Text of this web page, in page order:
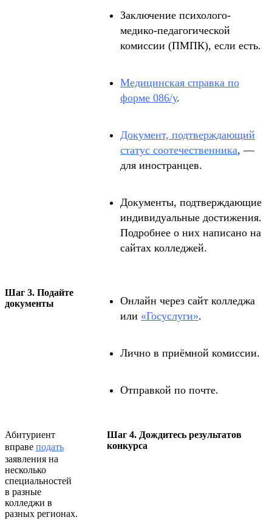
Заключение психолого-
медико-педагогической
комиссии (ПМПК), если есть.
Медицинская справка по
форме 086/у.
Документ, подтверждающий
статус соотечественника, —
для иностранцев.
Документы, подтверждающие
индивидуальные достижения.
Подробнее о них написано на
сайтах колледжей.
Шаг 3. Подайте
документы
Онлайн через сайт колледжа
или «Госуслуги».
Лично в приёмной комиссии.
Отправкой по почте.
Абитуриент
вправе подать
заявления на
несколько
специальностей
в разные
колледжи в
разных регионах.
Шаг 4. Дождитесь результатов
конкурса